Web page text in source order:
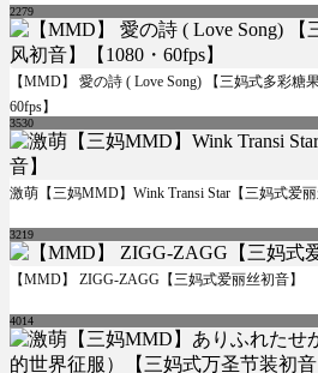
2279
【MMD】 愛の詩 ( Love Song) 【三妈式多彩糖
60fps】
3530
激萌【三妈MMD】Wink Transi Star【三妈式爱丽
3219
【MMD】 ZIGG-ZAGG【三妈式爱丽丝初音】
4014